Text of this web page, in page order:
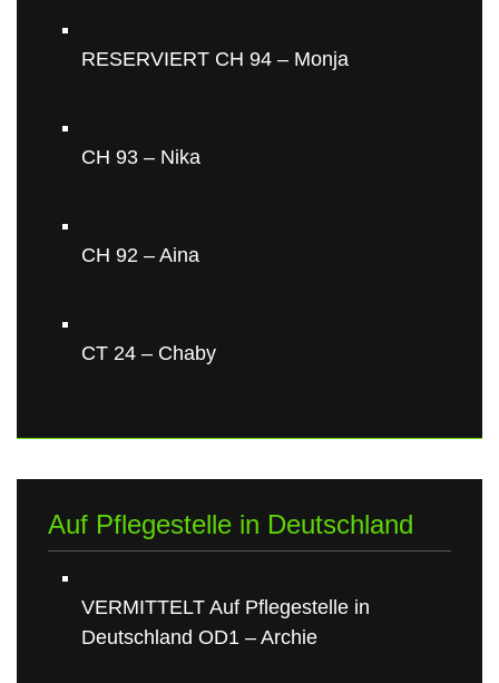
RESERVIERT CH 94 – Monja
CH 93 – Nika
CH 92 – Aina
CT 24 – Chaby
Auf Pflegestelle in Deutschland
VERMITTELT Auf Pflegestelle in
Deutschland OD1 – Archie